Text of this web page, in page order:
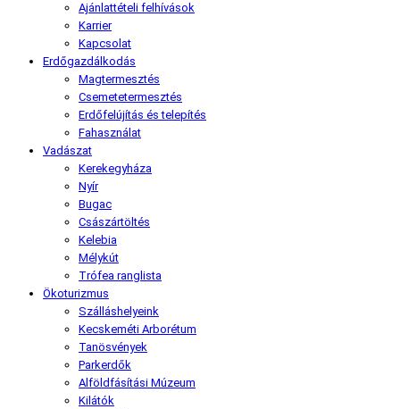
Ajánlattételi felhívások
Karrier
Kapcsolat
Erdőgazdálkodás
Magtermesztés
Csemetetermesztés
Erdőfelújítás és telepítés
Fahasználat
Vadászat
Kerekegyháza
Nyír
Bugac
Császártöltés
Kelebia
Mélykút
Trófea ranglista
Ökoturizmus
Szálláshelyeink
Kecskeméti Arborétum
Tanösvények
Parkerdők
Alföldfásítási Múzeum
Kilátók